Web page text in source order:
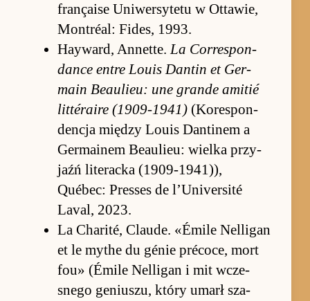
française Uniwer­sy­tetu w Ot­tawie,
Mon­tréal: Fi­des, 1993.
Hay­ward, An­net­te.La Cor­respon­
dance en­tre Louis Dan­tin et Ger­
main Be­au­lieu: une grande ami­tié
lit­téraire (1909-1941)(Ko­respon­
den­cja mię­dzy Louis Dan­tinem a
Ger­ma­inem Be­au­lieu: wielka przy­
jaźń literacka (1909-1941)),
Québec: Pres­ses de l’Univer­sité
Laval, 2023.
La Charité, Clau­de. «Émile Nel­ligan
et le mythe du génie précoce, mort
fou» (Émile Nel­ligan i mit wcze­
snego ge­niu­szu, który umarł sza­